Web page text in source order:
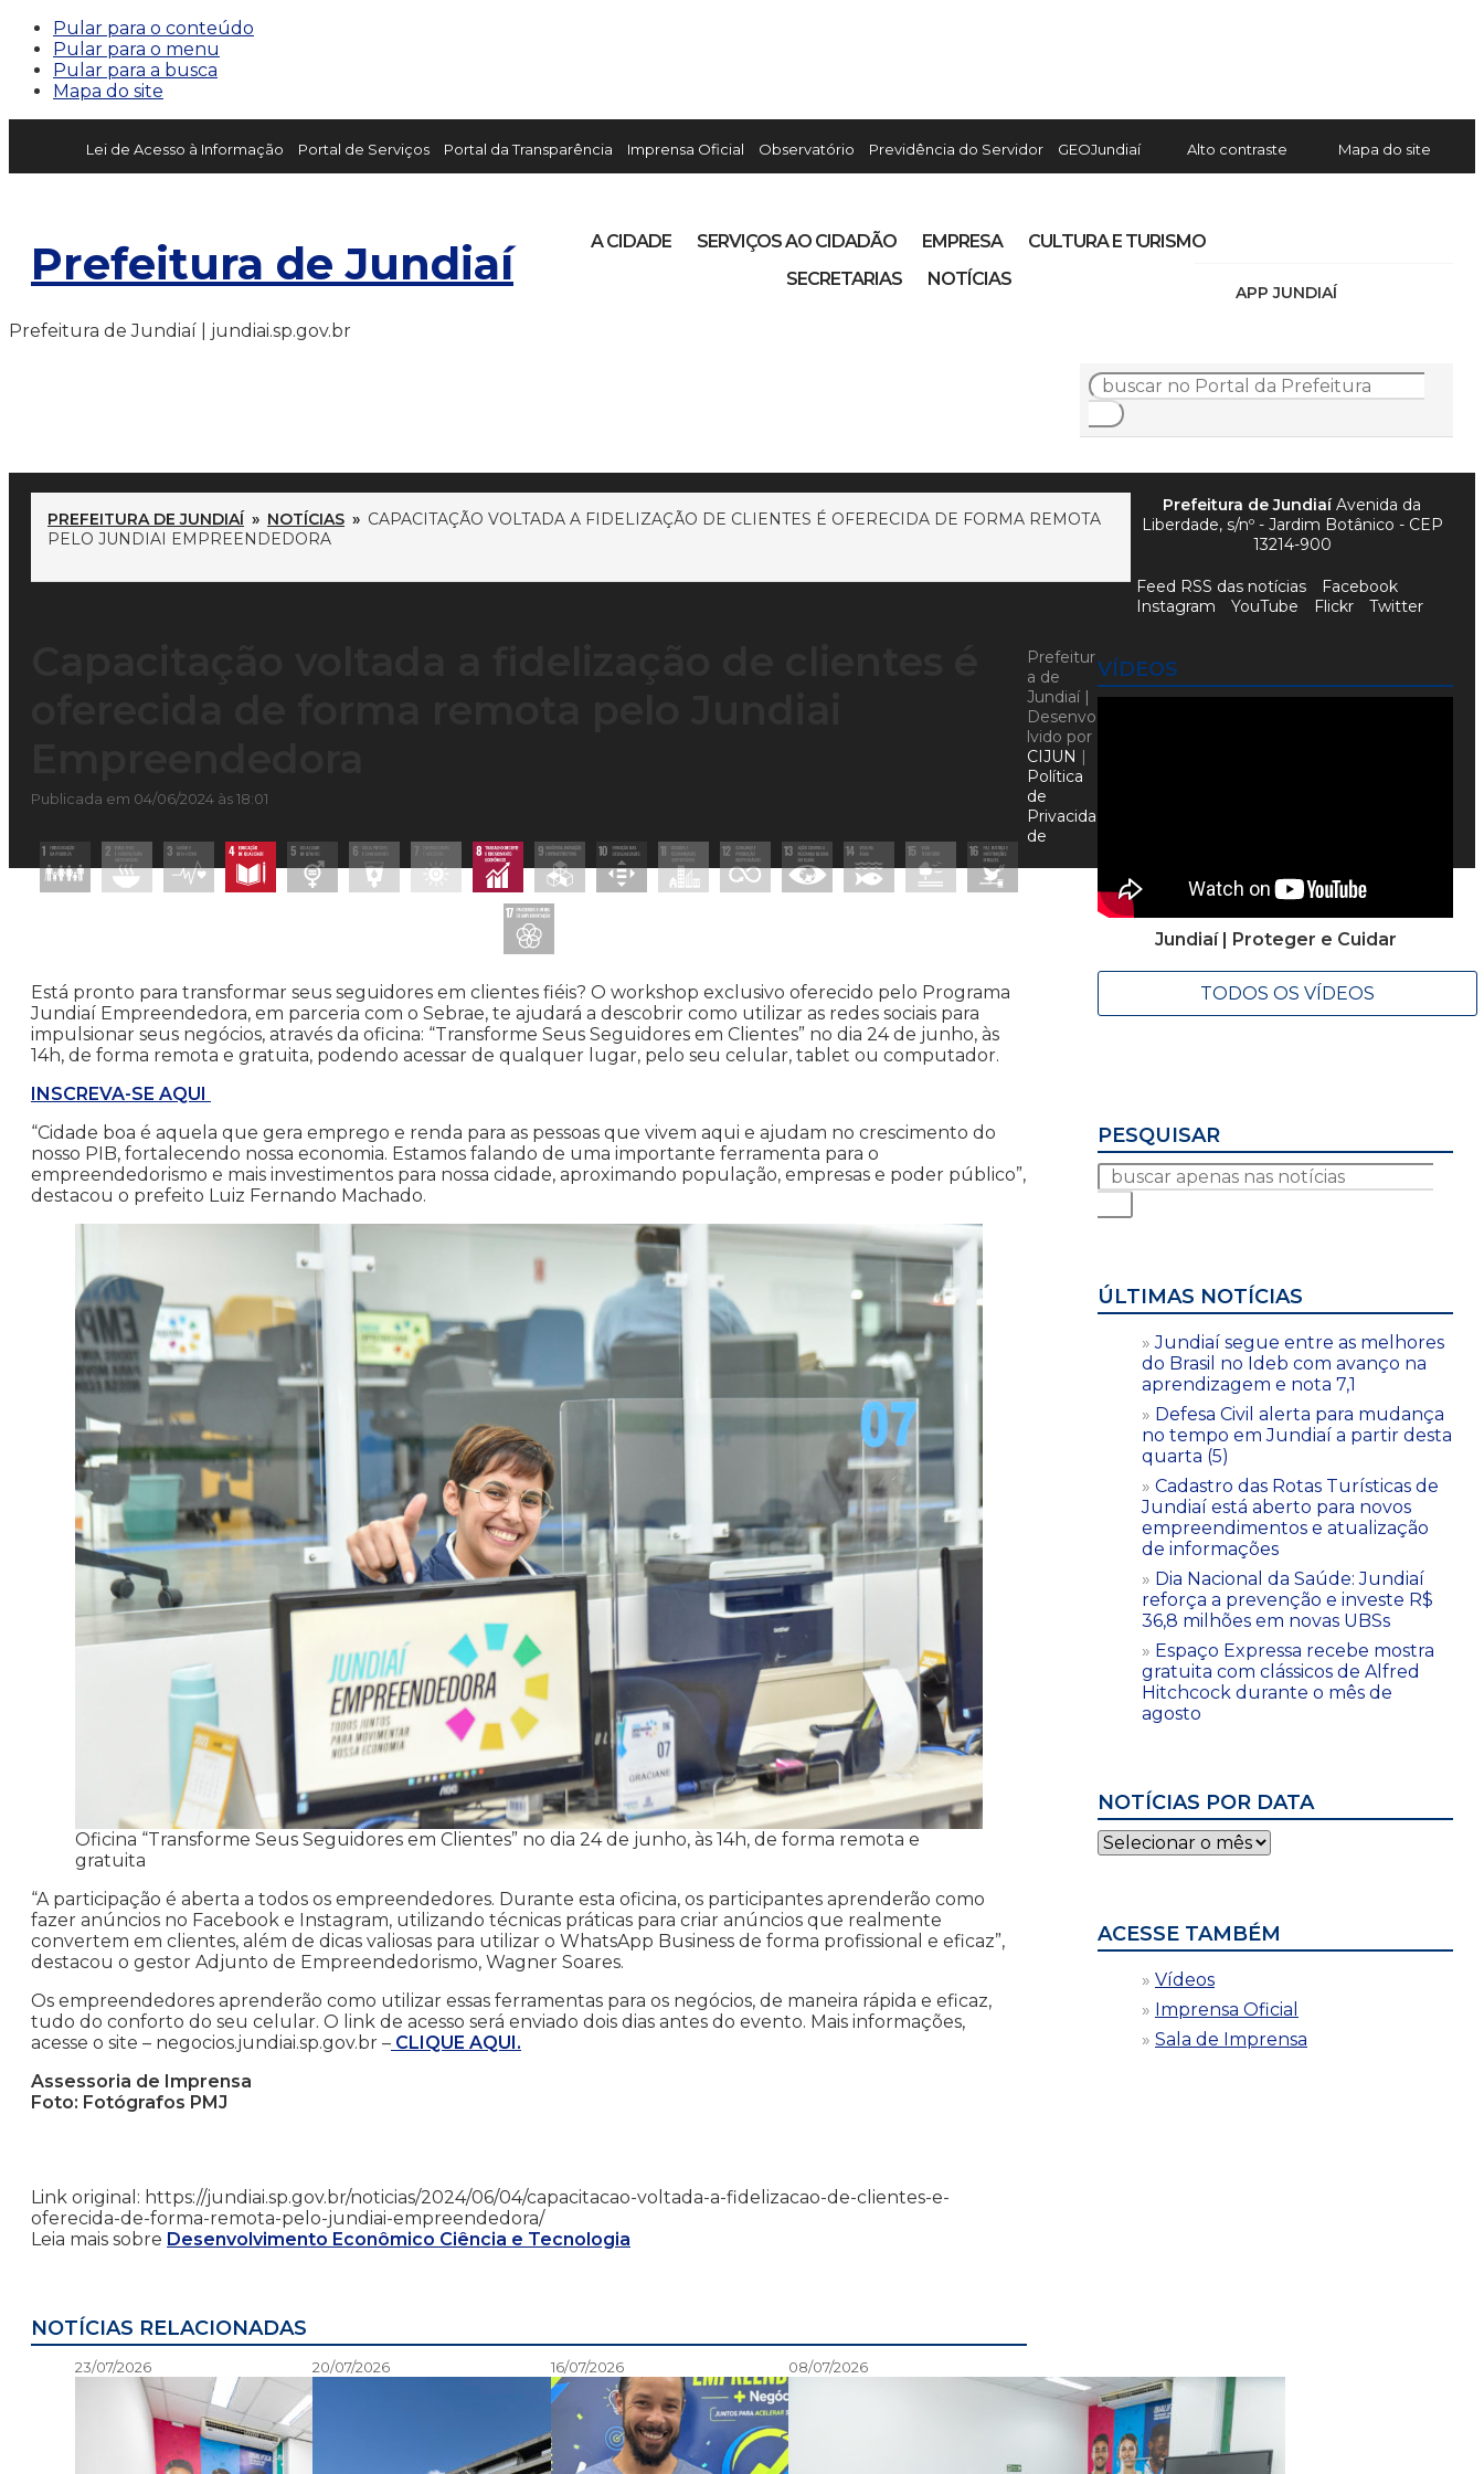
Pular para o conteúdo
Pular para o menu
Pular para a busca
Mapa do site
Lei de Acesso à Informação Portal de Serviços Portal da Transparência Imprensa Oficial Observatório Previdência do Servidor GEOJundiaí Alto contraste Mapa do site
Prefeitura de Jundiaí
APP JUNDIAÍ
A CIDADE SERVIÇOS AO CIDADÃO EMPRESA
CULTURA E TURISMO
SECRETARIAS
NOTÍCIAS
Prefeitura de Jundiaí | jundiai.sp.gov.br
PREFEITURA DE JUNDIAÍ » NOTÍCIAS » CAPACITAÇÃO VOLTADA A FIDELIZAÇÃO DE CLIENTES É OFERECIDA DE FORMA REMOTA
PELO JUNDIAI EMPREENDEDORA
Publicada em 04/06/2024 às 18:01
Está pronto para transformar seus seguidores em clientes fiéis? O workshop exclusivo oferecido pelo Programa
Jundiaí Empreendedora, em parceria com o Sebrae, te ajudará a descobrir como utilizar as redes sociais para
impulsionar seus negócios, através da oficina: “Transforme Seus Seguidores em Clientes” no dia 24 de junho, às
14h, de forma remota e gratuita, podendo acessar de qualquer lugar, pelo seu celular, tablet ou computador.
INSCREVA-SE AQUI
“Cidade boa é aquela que gera emprego e renda para as pessoas que vivem aqui e ajudam no crescimento do
nosso PIB, fortalecendo nossa economia. Estamos falando de uma importante ferramenta para o
empreendedorismo e mais investimentos para nossa cidade, aproximando população, empresas e poder público”,
destacou o prefeito Luiz Fernando Machado.
Oficina “Transforme Seus Seguidores em Clientes” no dia 24 de junho, às 14h, de forma remota e
gratuita
“A participação é aberta a todos os empreendedores. Durante esta oficina, os participantes aprenderão como
fazer anúncios no Facebook e Instagram, utilizando técnicas práticas para criar anúncios que realmente
convertem em clientes, além de dicas valiosas para utilizar o WhatsApp Business de forma profissional e eficaz”,
destacou o gestor Adjunto de Empreendedorismo, Wagner Soares.
Os empreendedores aprenderão como utilizar essas ferramentas para os negócios, de maneira rápida e eficaz,
tudo do conforto do seu celular. O link de acesso será enviado dois dias antes do evento. Mais informações,
acesse o site – negocios.jundiai.sp.gov.br – CLIQUE AQUI.
Assessoria de Imprensa
Foto: Fotógrafos PMJ
Link original: https://jundiai.sp.gov.br/noticias/2024/06/04/capacitacao-voltada-a-fidelizacao-de-clientes-e-
oferecida-de-forma-remota-pelo-jundiai-empreendedora/
Leia mais sobre Desenvolvimento Econômico Ciência e Tecnologia
NOTÍCIAS RELACIONADAS
23/07/2026 20/07/2026 16/07/2026 08/07/2026
VÍDEOS
Jundiaí | Proteger e Cuidar
TODOS OS VÍDEOS
PESQUISAR
ÚLTIMAS NOTÍCIAS
Jundiaí segue entre as melhores
do Brasil no Ideb com avanço na
aprendizagem e nota 7,1
Defesa Civil alerta para mudança
no tempo em Jundiaí a partir desta
quarta (5)
Cadastro das Rotas Turísticas de
Jundiaí está aberto para novos
empreendimentos e atualização
de informações
Dia Nacional da Saúde: Jundiaí
reforça a prevenção e investe R$
36,8 milhões em novas UBSs
Espaço Expressa recebe mostra
gratuita com clássicos de Alfred
Hitchcock durante o mês de
agosto
NOTÍCIAS POR DATA
Notícias
por
ACESSE TAMBÉM
Vídeos
Imprensa Oficial
Sala de Imprensa
Prefeitura de JundiaíAvenida da
Liberdade, s/nº - Jardim Botânico - CEP
13214-900
Feed RSS das notícias
Facebook
Instagram
YouTube Flickr Twitter
Prefeitur
a de
Jundiaí |
Desenvo
lvido por
CIJUN |
Política
de
Privacida
de